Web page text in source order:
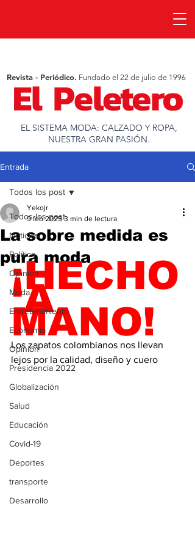
EL SISTEMA MODA: CALZADO Y ROPA,
NUESTRA GRAN PASIÓN.
Revista - Periódico. Fundado el 22 de julio de 1996
Entrada
Todos los post
Noticias
Política
Opinion
Moda
Entretenimiento
Economía
Opinión
Presidencia 2022
Globalización
Salud
Educación
Covid-19
Deportes
transporte
Desarrollo
Todos los post
La sobre medida es
pura moda
Yekojr
9 feb 2025 3 min de lectura
¡HECHO
A
MANO!
Los zapatos colombianos nos llevan
lejos por la calidad, diseño y cuero